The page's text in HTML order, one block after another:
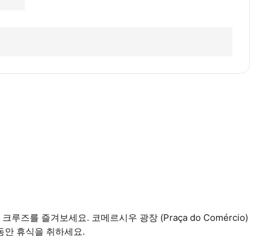
루즈를 즐겨보세요. 코메르시우 광장 (Praça do Comércio)
안 휴식을 취하세요.